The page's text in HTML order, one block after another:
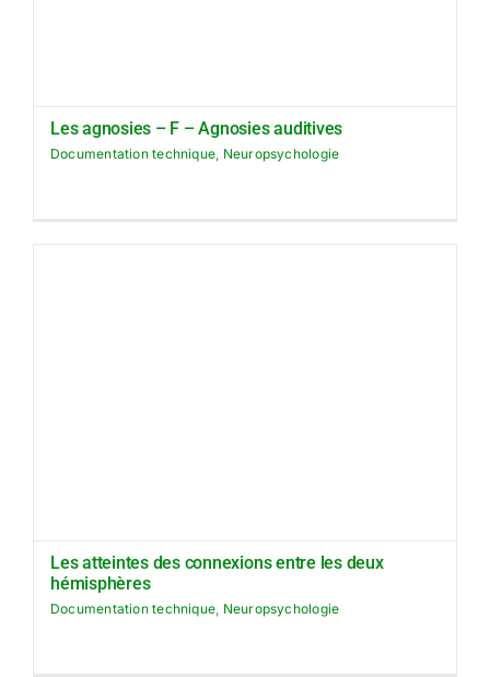
Les agnosies – F – Agnosies auditives
Documentation technique Neuropsychologie
Les atteintes des connexions entre les deux
hémisphères
Documentation technique Neuropsychologie